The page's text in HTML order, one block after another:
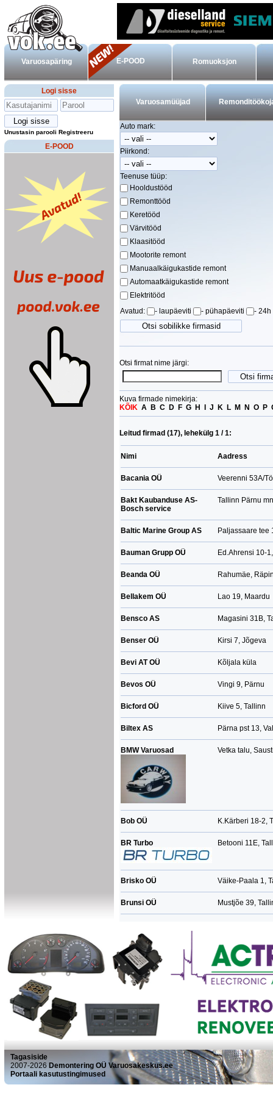
Varuosapäring E-POOD Romuoksjon
Logi sisse
Unustasin parooli Registreeru
E-POOD
Varuosamüüjad
Auto mark:
Piirkond:
Teenuse tüüp:
Hooldustööd
Remonttööd
Keretööd
Värvitööd
Klaasitööd
Mootorite remont
Manuaalkäigukastide remont
Automaatkäigukastide remont
Elektritööd
Alarmid/Immod
Helitehnika
Summutajate tööd
Tuuning
Bensiinimootorite diagnostika
Diiselmootorite diagnostika
Haakekonksude paigaldus
Karterikaitsete paigaldus
Turvavarustuse paigaldus
Õlivahetus
Avariijärgne remont
Salongi eelsoojenduste paigaldus
Lisaseadmete paigaldus
Kliimaseadmete remont
Korrosioonitõrje
Plastdetailide parandus
Radiaatorite parandus
Roolivõimendite parandus
Istmete/Polstrite parandus
Klaaside kiletamine
Turbo remont
Diiselmootori toitesüsteemi remont
Gaasiseadmete paigaldus/remont
Koormakatete valmistamine/remont
Mõlkide väljavõtmine
Autonaha parandus
Ostueelne kontroll
Turbokompressorite balansseerimine
Turbode tuuning
Avatud: - laupäeviti - pühapäeviti - 24h
Otsi firmat nime järgi:
Kuva firmade nimekirja:
KÕIK A B C D F G H J K L M N O P
Leitud firmad (17), lehekülg 1 / 1:
Nimi Aadress
Bacania OÜ Veerenni 53A/
Bakt Kaubanduse AS-
Bosch service
Tallinn Pärnu
Baltic Marine Group AS Paljassaare tee
Bauman Grupp OÜ Ed.Ahrensi 10-
Beanda OÜ Rahumäe,
Bellakem OÜ Lao 19, Maardu
Bensco AS Magasini 31B,
Benser OÜ Kirsi 7, Jõgeva
Bevi AT OÜ Kõljala küla
Bevos OÜ Vingi 9, Pärnu
Bicford OÜ Kiive 5, Tallinn
Biltex AS Pärna pst 13,
BMW Varuosad Vetka talu,
Bob OÜ K.Kärberi 18-2,
BR Turbo Betooni 11E,
Brisko OÜ Väike-Paala 1,
Brunsi OÜ Mustjõe 39,
Tagasiside
2007-2026 Demontering OÜ Varuosakeskus.ee
Portaali kasutustingimused